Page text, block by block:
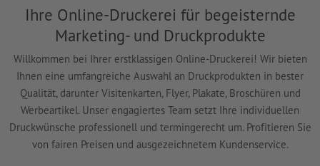
Ihre Online-Druckerei für begeisternde
Marketing- und Druckprodukte
Willkommen bei Ihrer erstklassigen Online-Druckerei! Wir bieten
Ihnen eine umfangreiche Auswahl an Druckprodukten in bester
Qualität, darunter Visitenkarten, Flyer, Plakate, Broschüren und
Werbeartikel. Unser engagiertes Team setzt Ihre individuellen
Druckwünsche professionell und termingerecht um. Profitieren Sie
von fairen Preisen und ausgezeichnetem Kundenservice.